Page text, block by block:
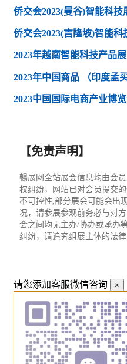
侨交会2023(曼谷)智能科技
侨交会2023(吉隆坡)智能科
2023年越南智能科技产品展
2023年中国商品 （印度孟
2023中国国际电商产业博
【免责声明】
暢展网全站展会信息均由会
权纠纷，网站已对会员提交
不可控性,部分展会可能会出
况，请参展参观前务必与对
会之间均无主办/协办或承办
纠纷，请追究组展主体的法律
请您添加客服微信咨询 ×